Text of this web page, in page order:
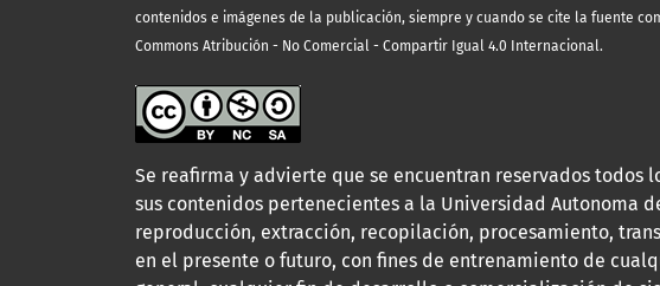
contenidos e imágenes de la publicación, siempre y cuando se cite la fuente
Commons Atribución - No Comercial - Compartir Igual 4.0 Internacional.
Se reafirma y advierte que se encuentran reservados todos
sus contenidos pertenecientes a la Universidad Autonoma
reproducción, extracción, recopilación, procesamiento,
en el presente o futuro, con fines de entrenamiento de